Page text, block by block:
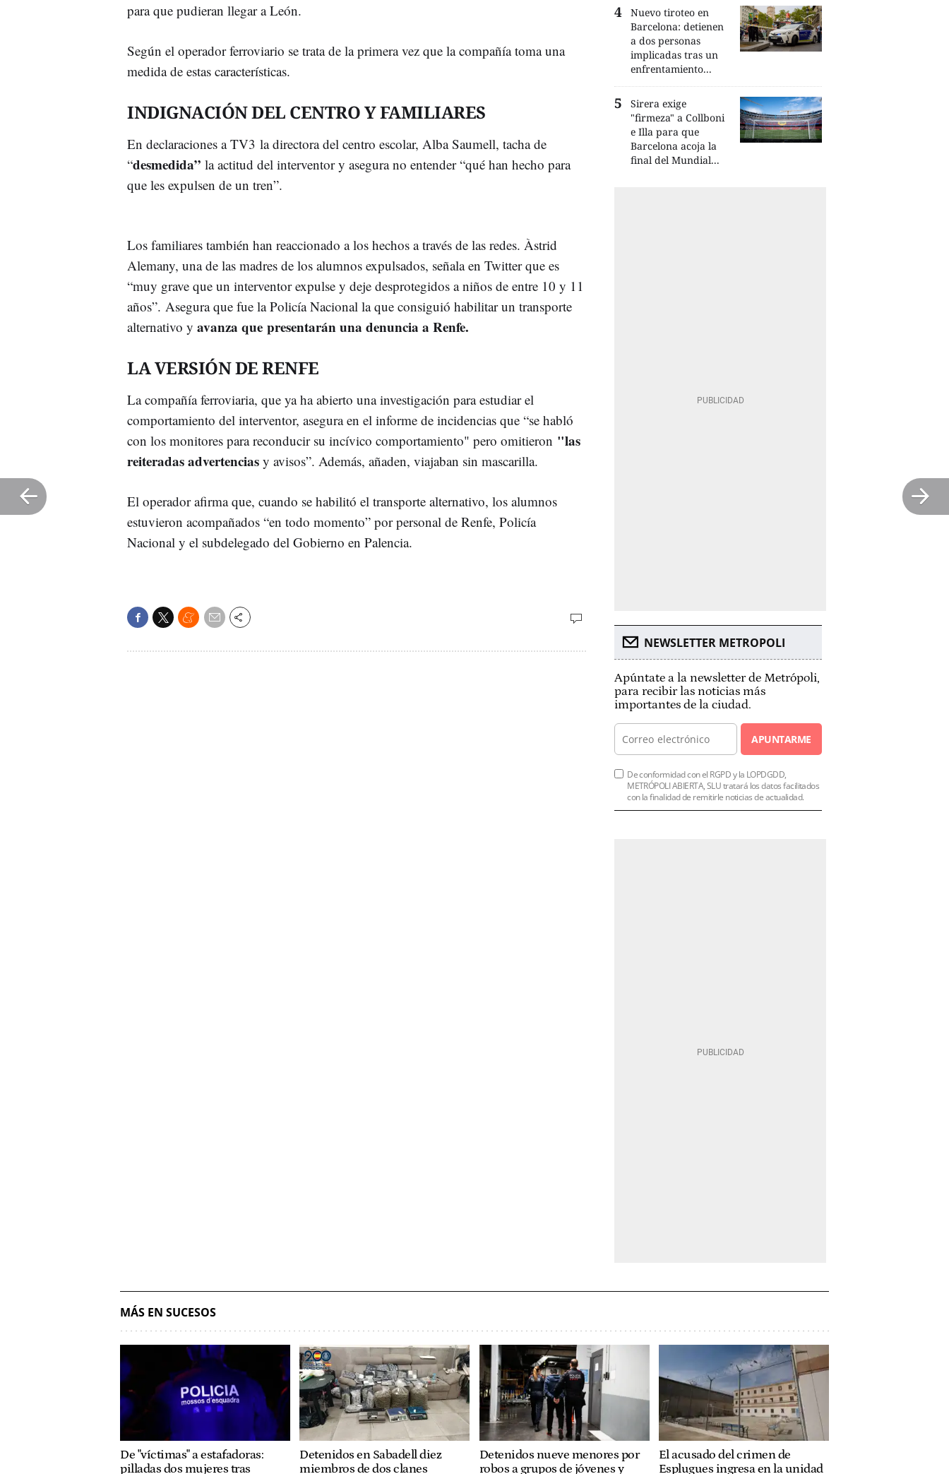
para que pudieran llegar a León.
Según el operador ferroviario se trata de la primera vez que la compañía toma una
medida de estas características.
INDIGNACIÓN DEL CENTRO Y FAMILIARES
En declaraciones a TV3 la directora del centro escolar, Alba Saumell, tacha de
“desmedida” la actitud del interventor y asegura no entender “qué han hecho para
que les expulsen de un tren”.
Los familiares también han reaccionado a los hechos a través de las redes. Àstrid
Alemany, una de las madres de los alumnos expulsados, señala en Twitter que es
“muy grave que un interventor expulse y deje desprotegidos a niños de entre 10 y 11
años”. Asegura que fue la Policía Nacional la que consiguió habilitar un transporte
alternativo y avanza que presentarán una denuncia a Renfe.
LA VERSIÓN DE RENFE
La compañía ferroviaria, que ya ha abierto una investigación para estudiar el
comportamiento del interventor, asegura en el informe de incidencias que “se habló
con los monitores para reconducir su incívico comportamiento" pero omitieron "las
reiteradas advertencias y avisos”. Además, añaden, viajaban sin mascarilla.
El operador afirma que, cuando se habilitó el transporte alternativo, los alumnos
estuvieron acompañados “en todo momento” por personal de Renfe, Policía
Nacional y el subdelegado del Gobierno en Palencia.
Nuevo tiroteo en
Barcelona: detienen
a dos personas
implicadas tras un
enfrentamiento...
Sirera exige
"firmeza" a Collboni
e Illa para que
Barcelona acoja la
final del Mundial...
NEWSLETTER METROPOLI
Apúntate a la newsletter de Metrópoli,
para recibir las noticias más
importantes de la ciudad.
APUNTARME
De conformidad con el RGPD y la LOPDGDD,
METRÓPOLI ABIERTA, SLU tratará los datos facilitados
con la finalidad de remitirle noticias de actualidad.
MÁS EN SUCESOS
De "víctimas" a estafadoras:
pilladas dos mujeres tras
Detenidos en Sabadell diez
miembros de dos clanes
Detenidos nueve menores por
robos a grupos de jóvenes y
El acusado del crimen de
Esplugues ingresa en la unidad